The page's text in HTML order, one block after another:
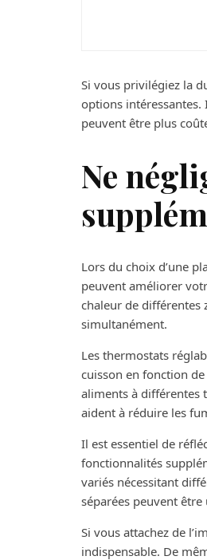
Si vous privilégiez la
options
peuvent être plus
Ne
Lors du choix d’une
peuvent améliorer
chaleur de différentes
simultanément.
Les thermostats
cuisson en fonction
aliments à différentes
aident à réduire les
Il est essentiel de
fonctionnalités
variés nécessitant
séparées peuvent être
Si vous attachez de
indispensable. De